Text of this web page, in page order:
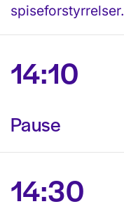
spiseforstyrrelser.
14:10
Pause
14:30